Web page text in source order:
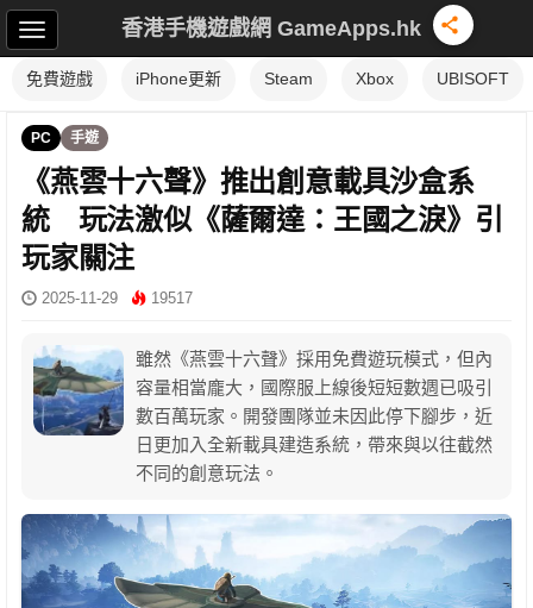
香港手機遊戲網 GameApps.hk
免費遊戲 iPhone更新 Steam Xbox UBISOFT
PC 手遊
《燕雲十六聲》推出創意載具沙盒系
統 玩法激似《薩爾達：王國之淚》引
玩家關注
2025-11-29 19517
雖然《燕雲十六聲》採用免費遊玩模式，但內
容量相當龐大，國際服上線後短短數週已吸引
數百萬玩家。開發團隊並未因此停下腳步，近
日更加入全新載具建造系統，帶來與以往截然
不同的創意玩法。